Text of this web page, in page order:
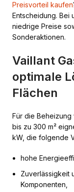
Preisvorteil kaufen
Entscheidung. Bei
niedrige Preise
Sonderaktionen.
Vaillant
optimale
Flächen
Für die Beheizung
bis zu 300 m²
kW, die folgende
hohe
Zuverlässigkeit
Komponenten,